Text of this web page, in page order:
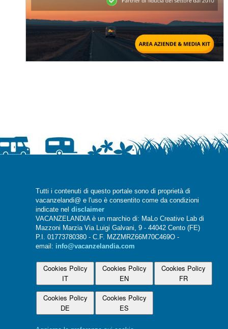
Tutti i contenuti di questo portale sono di proprietà di
vacanzelandi@ e l'uso è consentito come da condizioni
indicate nel disclaimer
VACANZELANDIA è un marchio di: MaLo Creative Lab di
Mazzoni Marzia Via Luigi Galvani, 9 - 44042 Cento (FE)
P.I. 01773780380 - C.F. MZZMRZ66M70C469O -
email: info@vacanzelandia.com
Cookies Policy
IT
Cookies Policy
EN
Cookies Policy
FR
Cookies Policy
DE
Cookies Policy
ES